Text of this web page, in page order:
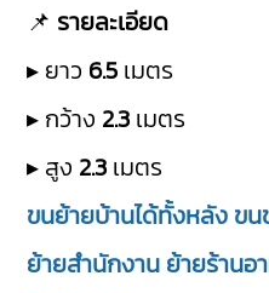
📌 รายละเอียด
▸ ยาว 6.5 เมตร
▸ กว้าง 2.3 เมตร
▸ สูง 2.3 เมตร
ขนย้ายบ้านได้ทั้งหลัง ข
ย้ายสำนักงาน ย้ายร้านอ